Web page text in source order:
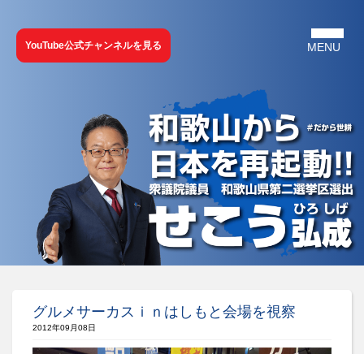
YouTube公式チャンネルを見る
グルメサーカスｉｎはしもと会場を視察
2012年09月08日